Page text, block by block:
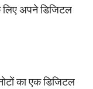
अपने डिजिटल
का एक डिजिटल